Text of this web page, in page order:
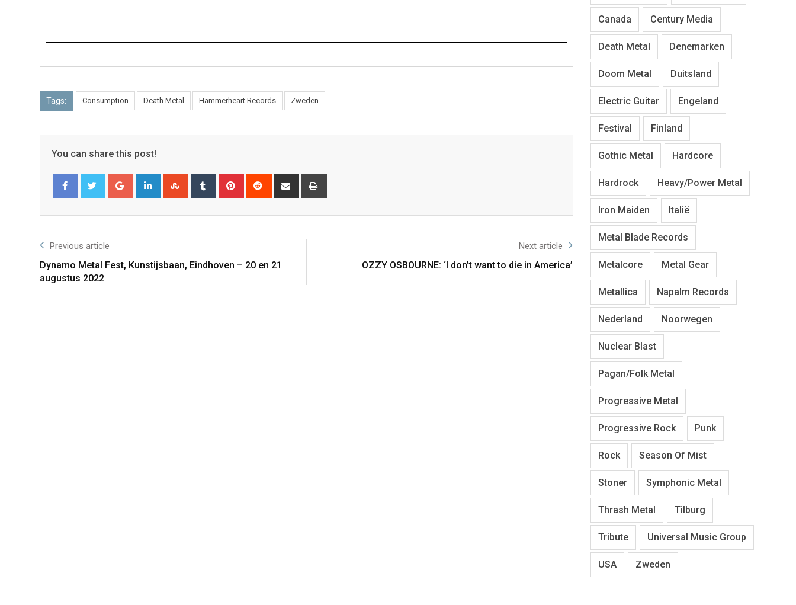
Tags: Consumption Death Metal Hammerheart Records Zweden
You can share this post!
Previous article
Dynamo Metal Fest, Kunstijsbaan, Eindhoven – 20 en 21
augustus 2022
Next article
OZZY OSBOURNE: ‘I don’t want to die in America’
Canada Century Media
Death Metal Denemarken
Doom Metal Duitsland
Electric Guitar Engeland
Festival Finland
Gothic Metal Hardcore
Hardrock Heavy/Power Metal
Iron Maiden Italië
Metal Blade Records
Metalcore Metal Gear
Metallica Napalm Records
Nederland Noorwegen
Nuclear Blast
Pagan/Folk Metal
Progressive Metal
Progressive Rock Punk
Rock Season Of Mist
Stoner Symphonic Metal
Thrash Metal Tilburg
Tribute Universal Music Group
USA Zweden